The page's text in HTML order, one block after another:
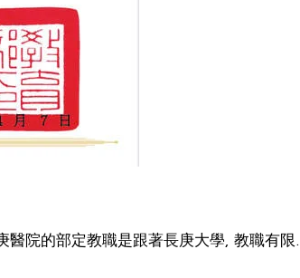
院的部定教職是跟著長庚大學, 教職有